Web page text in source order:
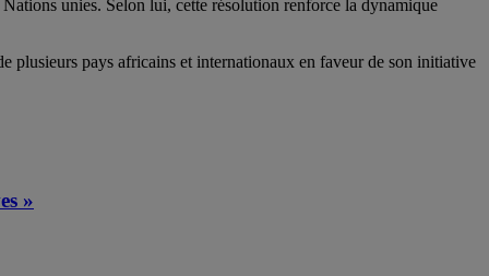
unies. Selon lui, cette résolution renforce la dynamique
plusieurs pays africains et internationaux en faveur de son initiative
»